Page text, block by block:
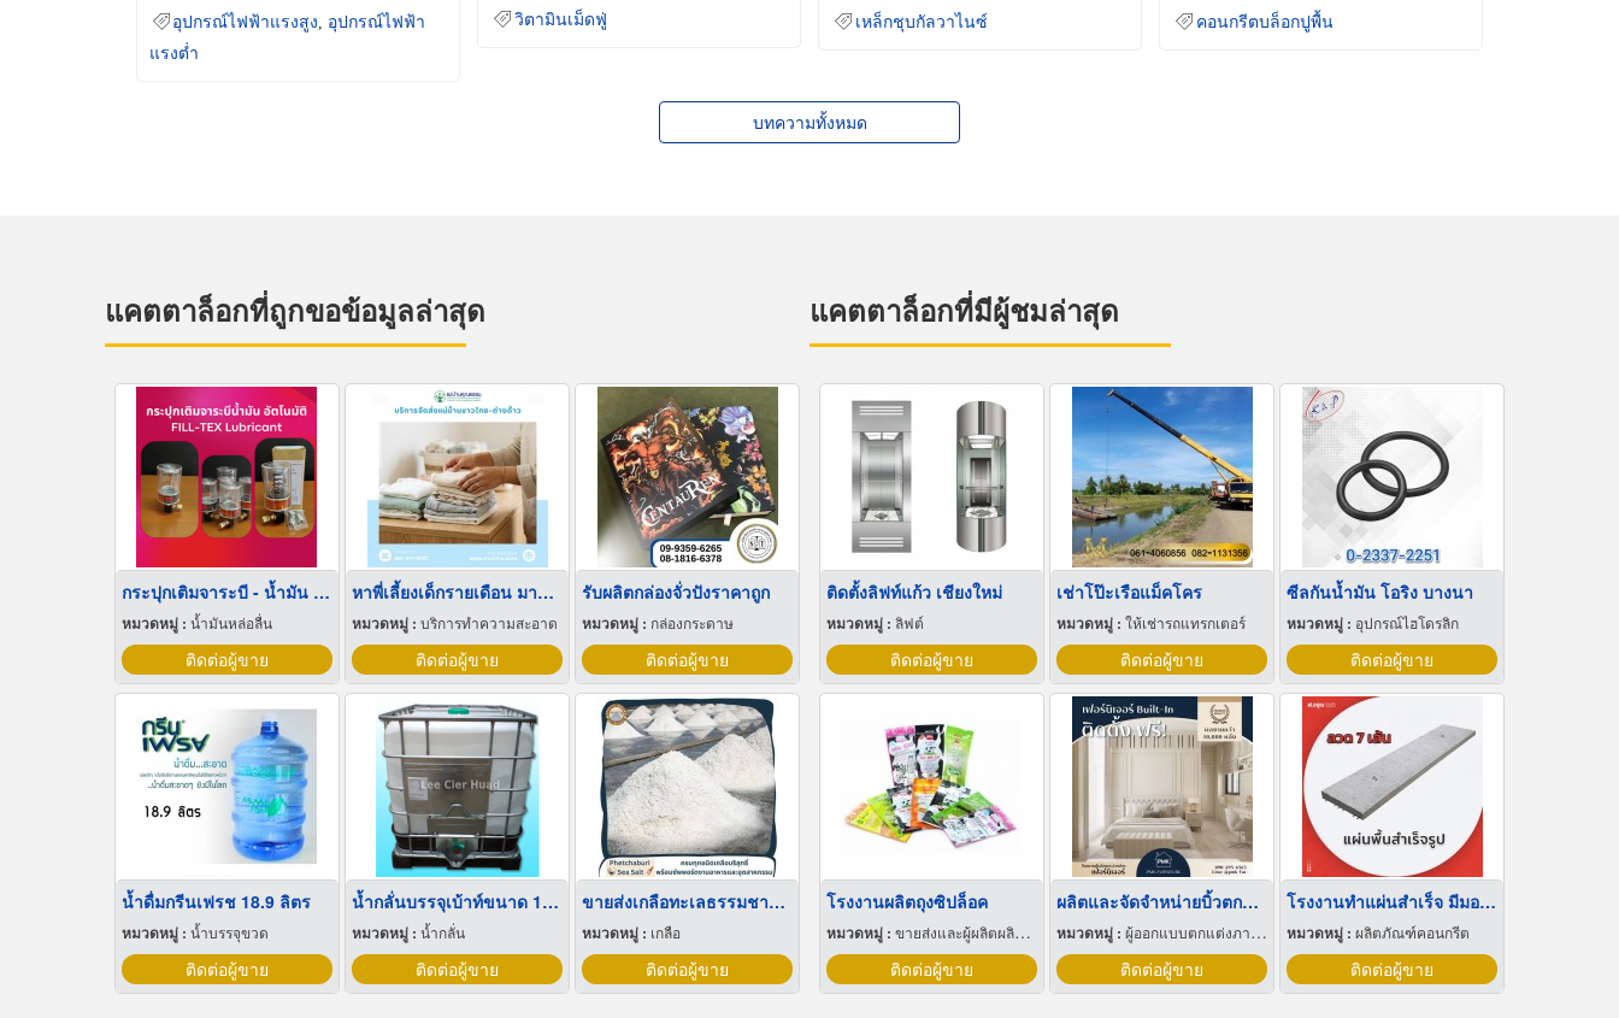
อุปกรณ์ไฟฟ้าแรงสูง
อุปกรณ์ไฟฟ้า
แรงต่ำ
วิตามินเม็ดฟู่ เหล็กชุบกัลวาไนซ์ คอนกรีตบล็อกปูพื้น
บทความทั้งหมด
แคตตาล็อกที่ถูกขอข้อมูลล่าสุด
กระปุกเติมจาระบี - น้ำมัน อัตโนมัติ
หมวดหมู่ : น้ำมันหล่อลื่น
ติดต่อผู้ขาย
หาพี่เลี้ยงเด็กรายเดือน มารยาทดี
หมวดหมู่ : บริการทำความสะอาด
ติดต่อผู้ขาย
รับผลิตกล่องจั่วปังราคาถูก
หมวดหมู่ : กล่องกระดาษ
ติดต่อผู้ขาย
น้ำดื่มกรีนเฟรช 18.9 ลิตร
หมวดหมู่ : น้ำบรรจุขวด
ติดต่อผู้ขาย
น้ำกลั่นบรรจุเบ้าท์ขนาด 1,000 ลิตร
หมวดหมู่ : น้ำกลั่น
ติดต่อผู้ขาย
ขายส่งเกลือทะเลธรรมชาติ มีเก็บเงินปลายทาง
หมวดหมู่ : เกลือ
ติดต่อผู้ขาย
แคตตาล็อกที่มีผู้ชมล่าสุด
ติดตั้งลิฟท์แก้ว เชียงใหม่
หมวดหมู่ : ลิฟต์
ติดต่อผู้ขาย
เช่าโป๊ะเรือแม็คโคร
หมวดหมู่ : ให้เช่ารถแทรกเตอร์
ติดต่อผู้ขาย
ซีลกันน้ำมัน โอริง บางนา
หมวดหมู่ : อุปกรณ์ไฮโดรลิก
ติดต่อผู้ขาย
โรงงานผลิตถุงซิปล็อค
หมวดหมู่ : ขายส่งและผู้ผลิตผลิตภัณฑ์พิเศษพลาสติก
ติดต่อผู้ขาย
ผลิตและจัดจำหน่ายบิ้วตกแต่งภายใน
หมวดหมู่ : ผู้ออกแบบตกแต่งภายใน
ติดต่อผู้ขาย
โรงงานทำแผ่นสำเร็จ มีมอก ลวด 7 เส้น
หมวดหมู่ :ผลิตภัณฑ์คอนกรีต
ติดต่อผู้ขาย